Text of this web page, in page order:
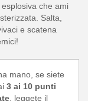
che ami
Salta,
e scatena
mano, se siete
3 ai 10 punti
, leggete il